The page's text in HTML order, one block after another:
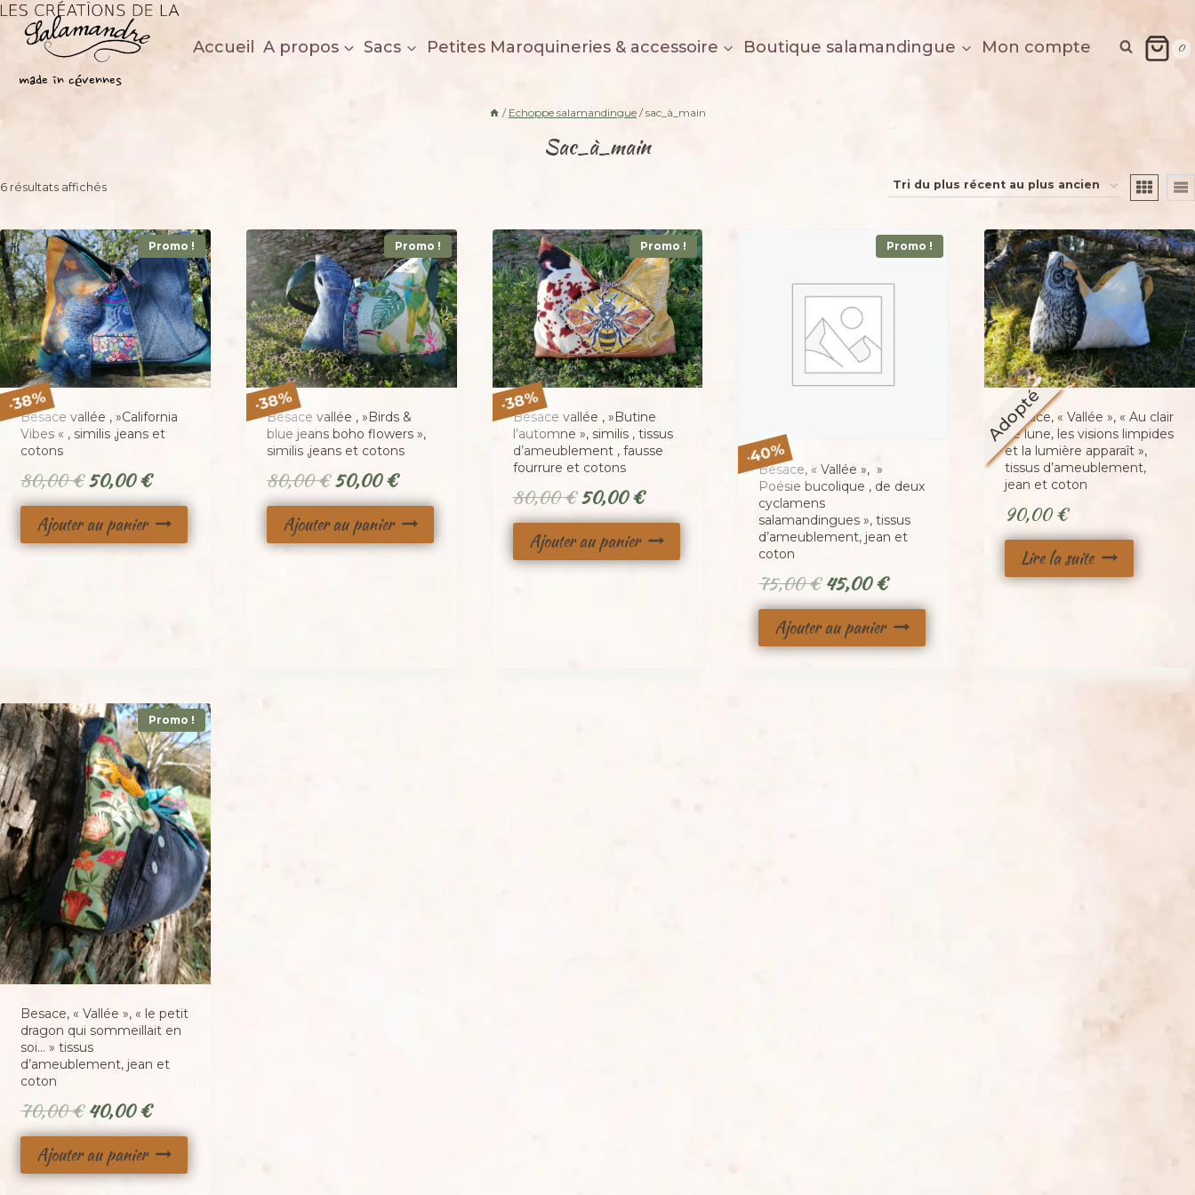
Aller
contenu
Les créations de la salamandre
made in cévennes
Accueil A propos Sacs Petites Maroquineries & accessoire Boutique salamandingue Mon compte 0
/ Echoppe salamandingue / sac_à_main
Sac_à_main
6 résultats affichésTrié
plus
récent
au
plus
ancien
Promo !
-38%
Besace vallée , »California
Vibes « , similis ,jeans et
cotons
80,00€ Le
prix
initial
était :
50,00€Le
prix
actuel
est :
Ajouter au panier
Promo !
-38%
Besace vallée , »Birds &
blue jeans boho flowers »,
similis ,jeans et cotons
80,00€ Le
prix
initial
était :
50,00€Le
prix
actuel
est :
Ajouter au panier
Promo !
-38%
Besace vallée , »Butine
l’automne », similis , tissus
d’ameublement , fausse
fourrure et cotons
80,00€ Le
prix
initial
était :
50,00€Le
prix
actuel
est :
Ajouter au panier
Promo !
-40%
Besace, « Vallée », »
Poésie bucolique , de deux
cyclamens
salamandingues », tissus
d’ameublement, jean et
coton
75,00€ Le
prix
initial
était :
45,00€Le
prix
actuel
est :
Ajouter au panier
Adopté
Besace, « Vallée », « Au clair
de lune, les visions limpides
et la lumière apparaît »,
tissus d’ameublement,
jean et coton
90,00€
Lire la suite
Promo !
Besace, « Vallée », « le petit
dragon qui sommeillait en
soi… » tissus
d’ameublement, jean et
coton
70,00€ Le
prix
initial
était :
40,00€Le
prix
actuel
Ajouter au panier